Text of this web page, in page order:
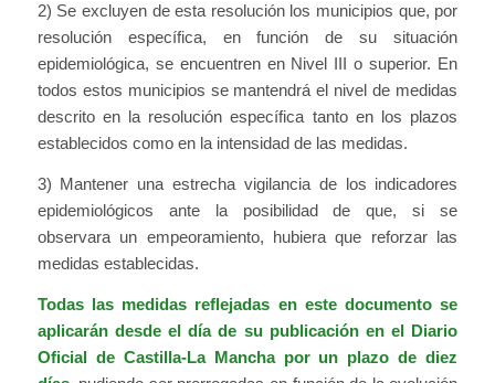
2) Se excluyen de esta resolución los municipios que, por
resolución específica, en función de su situación
epidemiológica, se encuentren en Nivel III o superior. En
todos estos municipios se mantendrá el nivel de medidas
descrito en la resolución específica tanto en los plazos
establecidos como en la intensidad de las medidas.
3) Mantener una estrecha vigilancia de los indicadores
epidemiológicos ante la posibilidad de que, si se
observara un empeoramiento, hubiera que reforzar las
medidas establecidas.
Todas las medidas reflejadas en este documento se
aplicarán desde el día de su publicación en el Diario
Oficial de Castilla-La Mancha por un plazo de diez